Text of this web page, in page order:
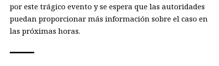
por este trágico evento y se espera que las autoridades
puedan proporcionar más información sobre el caso en
las próximas horas.